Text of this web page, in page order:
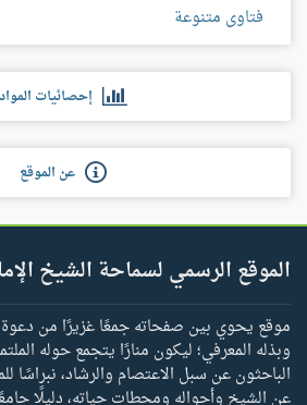
فتاوى متنوعة
إحصائيات المواد
عن الموقع
الموقع الرسمي لسماحة الشيخ
موقع يحوي بين صفحاته جمعًا غزيرًا من دعوة
وبذله المعرفي؛ ليكون منارًا يتجمع حوله
الباحثون عن سبل الاعتصام والرشاد، نبراسًا
عن الشيخ وأحواله ومحطات حياته، دليلًا